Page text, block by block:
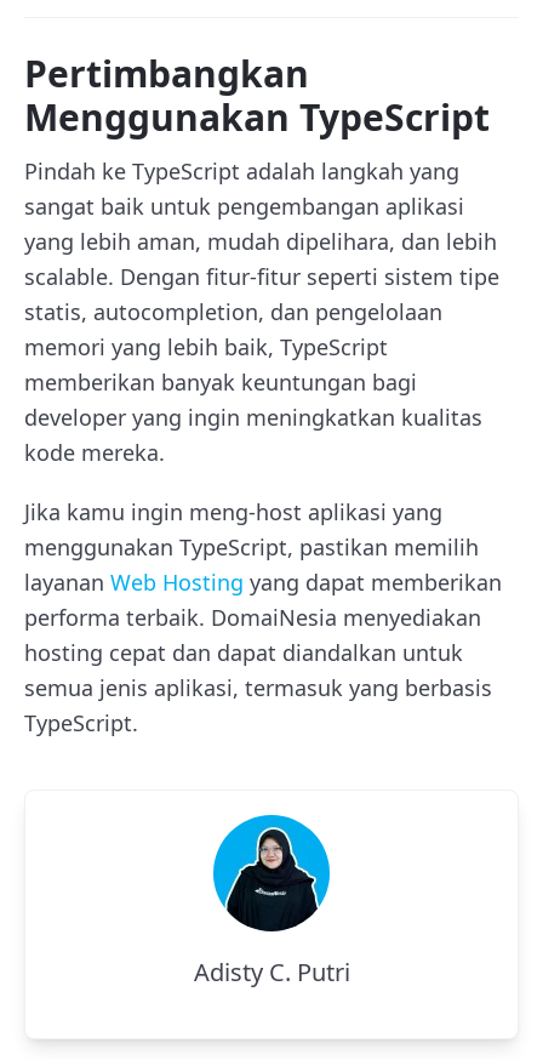
Pertimbangkan
Menggunakan TypeScript
Pindah ke TypeScript adalah langkah yang
sangat baik untuk pengembangan aplikasi
yang lebih aman, mudah dipelihara, dan lebih
scalable. Dengan fitur-fitur seperti sistem tipe
statis, autocompletion, dan pengelolaan
memori yang lebih baik, TypeScript
memberikan banyak keuntungan bagi
developer yang ingin meningkatkan kualitas
kode mereka.
Jika kamu ingin meng-host aplikasi yang
menggunakan TypeScript, pastikan memilih
layanan Web Hosting yang dapat memberikan
performa terbaik. DomaiNesia menyediakan
hosting cepat dan dapat diandalkan untuk
semua jenis aplikasi, termasuk yang berbasis
TypeScript.
Adisty C. Putri